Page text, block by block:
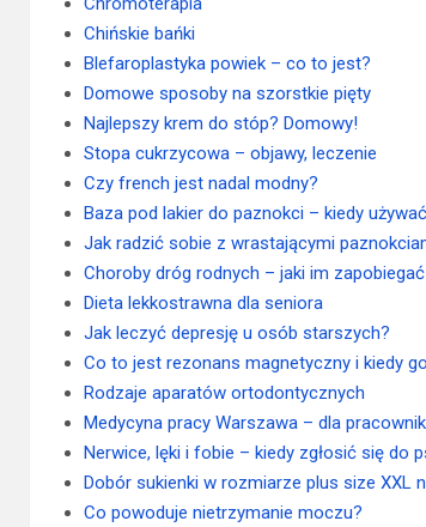
Chińskie bańki
Blefaroplastyka powiek – co to jest?
Domowe sposoby na szorstkie pięty
Najlepszy krem do stóp? Domowy!
Stopa cukrzycowa – objawy, leczenie
Czy french jest nadal modny?
Baza pod lakier do paznokci – kiedy
Jak radzić sobie z wrastającymi
Choroby dróg rodnych – jaki im
Dieta lekkostrawna dla seniora
Jak leczyć depresję u osób starszych?
Co to jest rezonans magnetyczny i kiedy
Rodzaje aparatów ortodontycznych
Medycyna pracy Warszawa – dla
Nerwice, lęki i fobie – kiedy zgłosić się do
Dobór sukienki w rozmiarze plus size XXL
Co powoduje nietrzymanie moczu?